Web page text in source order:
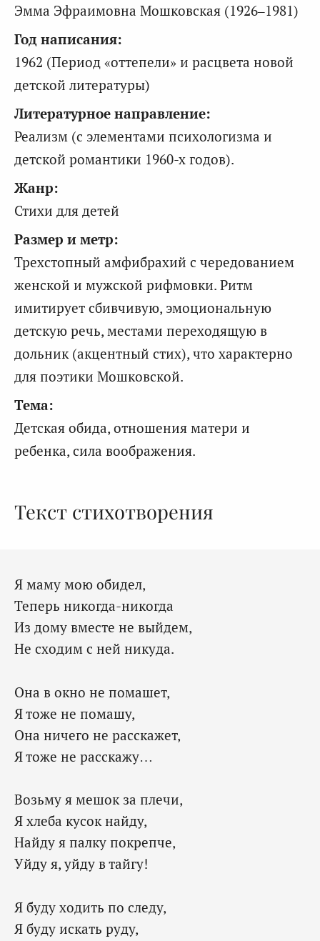
Эмма Эфраимовна Мошковская (1926–1981)
Год написания:
1962 (Период «оттепели» и расцвета новой
детской литературы)
Литературное направление:
Реализм (с элементами психологизма и
детской романтики 1960-х годов).
Жанр:
Стихи для детей
Размер и метр:
Трехстопный амфибрахий с чередованием
женской и мужской рифмовки. Ритм
имитирует сбивчивую, эмоциональную
детскую речь, местами переходящую в
дольник (акцентный стих), что характерно
для поэтики Мошковской.
Тема:
Детская обида, отношения матери и
ребенка, сила воображения.
Текст стихотворения
Я маму мою обидел,
Теперь никогда-никогда
Из дому вместе не выйдем,
Не сходим с ней никуда.
Она в окно не помашет,
Я тоже не помашу,
Она ничего не расскажет,
Я тоже не расскажу…
Возьму я мешок за плечи,
Я хлеба кусок найду,
Найду я палку покрепче,
Уйду я, уйду в тайгу!
Я буду ходить по следу,
Я буду искать руду,